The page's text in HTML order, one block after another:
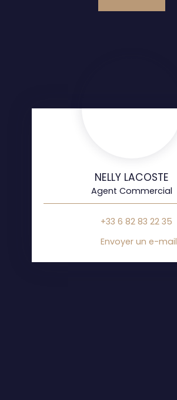
NELLY LACOSTE
Agent Commercial
+33 6 82 83 22 35
Envoyer un e-mail